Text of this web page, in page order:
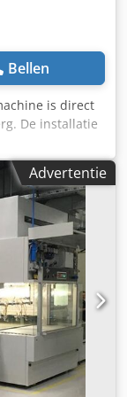
contact
Bellen
is direct
De installatie
stuks HD-pomp
spuitpistolen
van een
hendel
en 1
is geschikt
Ka-Ma -
Aozf N
mm) -
-
-
4 -
Advertentie